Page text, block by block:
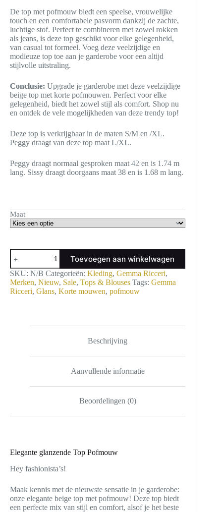
was:
€ 24,95.
is:
€ 14,95.
De top met pofmouw biedt een speelse, vrouwelijke
touch en een comfortabele pasvorm dankzij de zachte,
luchtige stof. Perfect te combineren met zowel rokken
als jeans, is deze top geschikt voor elke gelegenheid,
van casual tot formeel. Voeg deze veelzijdige en
modieuze top toe aan je garderobe voor een altijd
stijlvolle uitstraling.
Conclusie: Upgrade je garderobe met deze veelzijdige
beige top met korte pofmouwen. Perfect voor elke
gelegenheid, biedt het zowel stijl als comfort. Shop nu
en ontdek de vele mogelijkheden van deze trendy top!
Deze top is verkrijgbaar in de maten S/M en /XL.
Peggy draagt van deze top maat L/XL.
Peggy draagt normaal gesproken maat 42 en is 1.74 m
lang. Sissy draagt doorgaans maat 38 en is 1.68 m lang.
Maat
Top
met
pofmouw
aantal
Toevoegen aan winkelwagen
SKU: N/B Categorieën: Kleding, Gemma Ricceri,
Merken, Nieuw, Sale, Tops & Blouses Tags: Gemma
Ricceri, Glans, Korte mouwen, pofmouw
Beschrijving
Aanvullende informatie
Beoordelingen (0)
Elegante glanzende Top Pofmouw
Hey fashionista’s!
Maak kennis met de nieuwste sensatie in je garderobe:
onze elegante beige top met pofmouw! Deze top biedt
een perfecte mix van stijl en comfort, alsof je het beste